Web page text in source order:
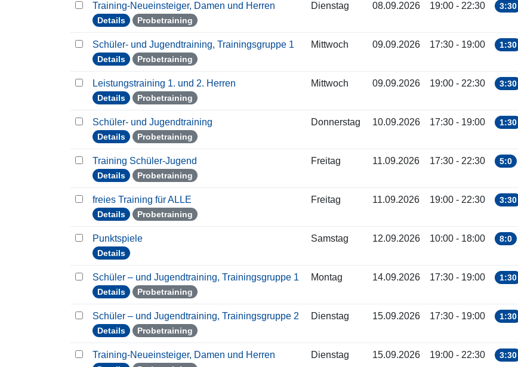
Training-Neueinsteiger, Damen und Herren
Details Probetraining
Dienstag 08.09.2026 19:00 - 22:30 3:30
Schüler- und Jugendtraining, Trainingsgruppe 1
Details Probetraining
Mittwoch 09.09.2026 17:30 - 19:00 1:30
Leistungstraining 1. und 2. Herren
Details Probetraining
Mittwoch 09.09.2026 19:00 - 22:30 3:30
Schüler- und Jugendtraining
Details Probetraining
Donnerstag 10.09.2026 17:30 - 19:00 1:30
Training Schüler-Jugend
Details Probetraining
Freitag 11.09.2026 17:30 - 22:30 5:0
freies Training für ALLE
Details Probetraining
Freitag 11.09.2026 19:00 - 22:30 3:30
Punktspiele
Details
Samstag 12.09.2026 10:00 - 18:00 8:0
Schüler – und Jugendtraining, Trainingsgruppe 1
Details Probetraining
Montag 14.09.2026 17:30 - 19:00 1:30
Schüler – und Jugendtraining, Trainingsgruppe 2
Details Probetraining
Dienstag 15.09.2026 17:30 - 19:00 1:30
Training-Neueinsteiger, Damen und Herren Dienstag 15.09.2026 19:00 - 22:30 3:30